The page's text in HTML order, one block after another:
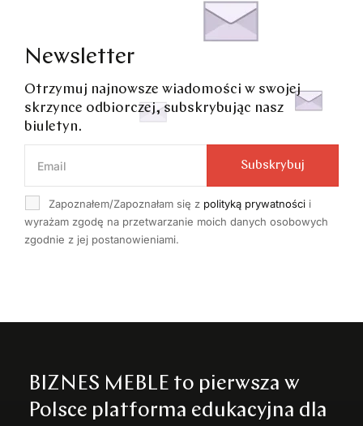
Newsletter
Otrzymuj najnowsze wiadomości w swojej
skrzynce odbiorczej, subskrybując nasz
biuletyn.
Zapoznałem/Zapoznałam się z polityką prywatności i
wyrażam zgodę na przetwarzanie moich danych osobowych
zgodnie z jej postanowieniami.
Subskrybuj
BIZNES MEBLE to pierwsza w
Polsce platforma edukacyjna dla